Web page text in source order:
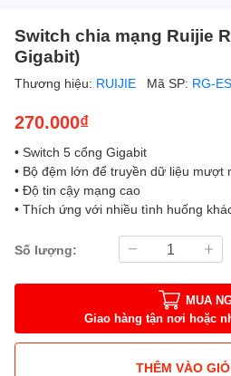
Switch chia mạng Ruijie
Gigabit)
Thương hiệu: RUIJIE Mã SP: RG-
270.000₫
• Switch 5 cổng Gigabit
• Bộ đệm lớn để truyền dữ liệu mượt
• Độ tin cậy mạng cao
• Thích ứng với nhiều tình huống
Số lượng:
MUA
Giao hàng tận nơi hoặc
THÊM VÀO